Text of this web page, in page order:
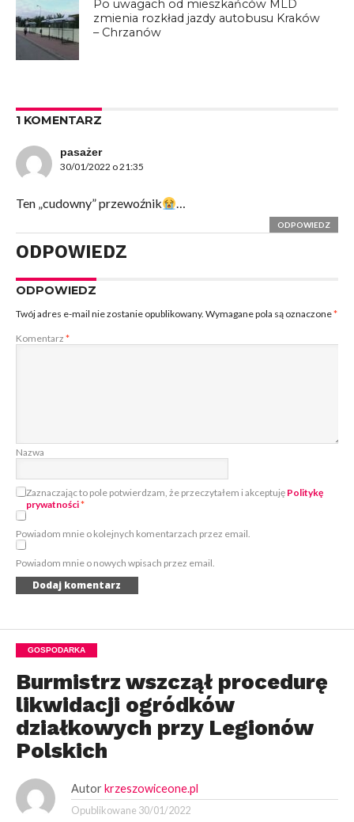
Po uwagach od mieszkańców MLD
zmienia rozkład jazdy autobusu Kraków
– Chrzanów
1 KOMENTARZ
pasażer
30/01/2022 o 21:35
Ten „cudowny” przewoźnik …
ODPOWIEDZ
ODPOWIEDZ
ODPOWIEDZ
Twój adres e-mail nie zostanie opublikowany. Wymagane pola są oznaczone*
Komentarz *
Nazwa
Zaznaczając to pole potwierdzam, że przeczytałem i akceptuję Politykę
prywatności*
Powiadom mnie o kolejnych komentarzach przez email.
Powiadom mnie o nowych wpisach przez email.
GOSPODARKA
Burmistrz wszczął procedurę
likwidacji ogródków
działkowych przy Legionów
Polskich
Autor krzeszowiceone.pl
Opublikowane 30/01/2022